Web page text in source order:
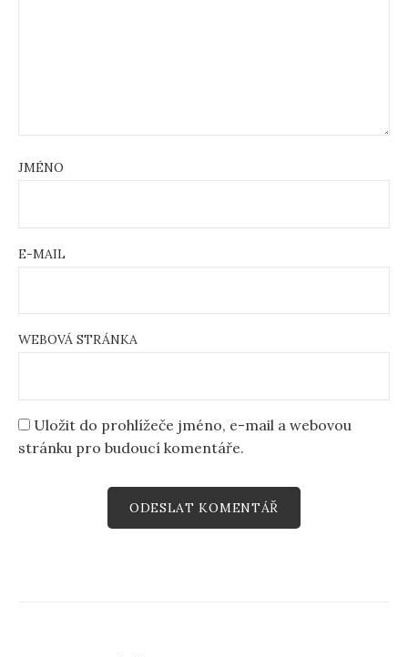
JMÉNO
E-MAIL
WEBOVÁ STRÁNKA
Uložit do prohlížeče jméno, e-mail a webovou
stránku pro budoucí komentáře.